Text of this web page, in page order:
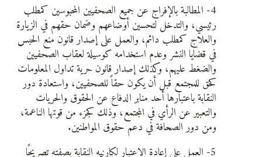
4- المطالبة بالإفراج عن جميع الصحفيين المحبوسين كمطلب
رئيسي، والتدخل لتحسين أوضاعهم وضمان حقهم في الزيارة
والعلاج كمطلب دائم، والعمل على إصدار قانون منع الحبس
في قضايا النشر وعدم استخدامه كوسيلة لعقاب الصحفيين
والضغط عليهم، وكذلك إصدار قانون حرية تداول المعلومات
كحق للمجتمع قبل أن يكون حقاً للصحفيين، واستعادة دور
النقابة باعتبارها أحد منابر الدفاع عن الحقوق والحريات
والتعبير عن الرأي في المجتمع، وذلك كجزء من قوتها الناعمة،
ومن دور الصحافة في دعم حقوق المواطنين.
5- العمل على إعادة الاعتبار لكارنيه النقابة بصفته تصريحًا